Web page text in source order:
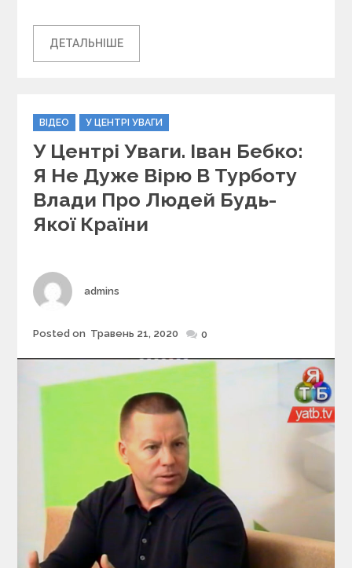
ДЕТАЛЬНІШЕ
C
a
t
e
g
o
r
i
ВІДЕО У ЦЕНТРІ УВАГИ
У Центрі Уваги. Іван Бебко:
Я Не Дуже Вірю В Турботу
Влади Про Людей Будь-
Якої Країни
Author
admins
Posted
Posted on Травень 21, 2020 0